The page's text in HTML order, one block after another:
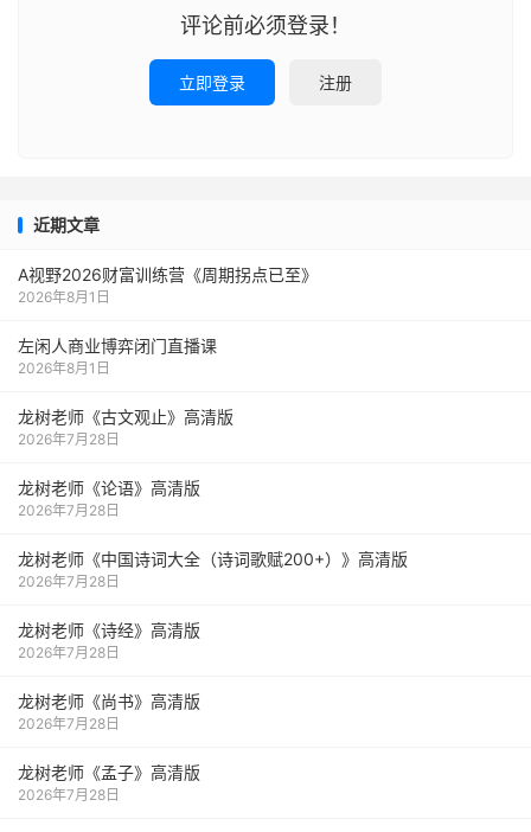
评论前必须登录！
立即登录 注册
近期文章
A视野2026财富训练营《周期拐点已至》
2026年8月1日
左闲人商业博弈闭门直播课
2026年8月1日
龙树老师《古文观止》高清版
2026年7月28日
龙树老师《论语》高清版
2026年7月28日
龙树老师《中国诗词大全（诗词歌赋200+）》高清版
2026年7月28日
龙树老师《诗经》高清版
2026年7月28日
龙树老师《尚书》高清版
2026年7月28日
龙树老师《孟子》高清版
2026年7月28日